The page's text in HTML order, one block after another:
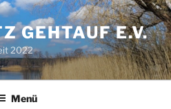
GEHTAUF E.V.
2022
Menü